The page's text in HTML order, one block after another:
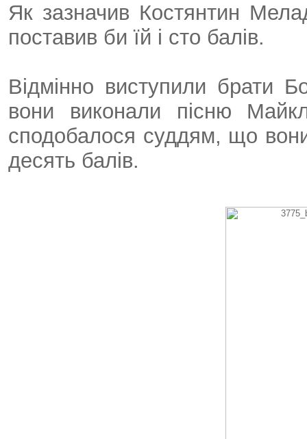
Як зазначив Костянтин
поставив би їй і сто балів.
Відмінно виступили брати
вони виконали пісню
сподобалося суддям, що
десять балів.